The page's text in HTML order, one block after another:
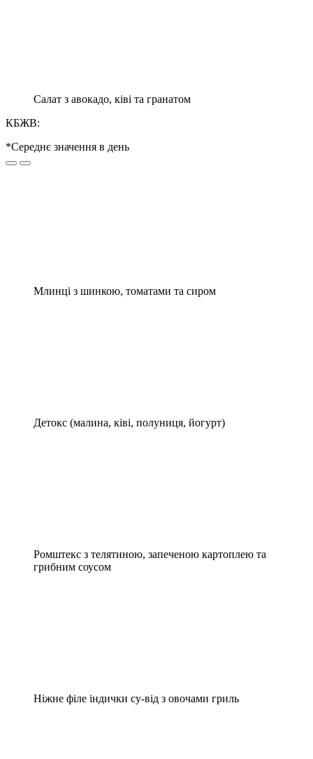
Салат з авокадо, ківі та гранатом
КБЖВ:
*Середнє значення в день
Млинці з шинкою, томатами та сиром
Детокс (малина, ківі, полуниця, йогурт)
Ромштекс з телятиною, запеченою картоплею та
грибним соусом
Ніжне філе індички су-від з овочами гриль